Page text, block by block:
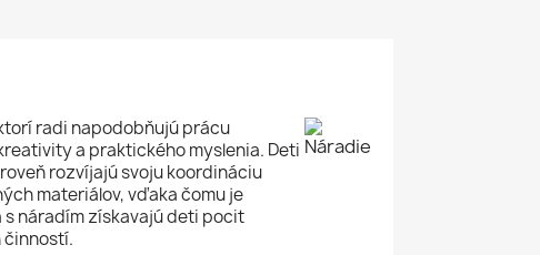
radi napodobňujú prácu
a praktického myslenia. Deti
rozvíjajú svoju koordináciu
materiálov, vďaka čomu je
s náradím získavajú deti pocit
činností.